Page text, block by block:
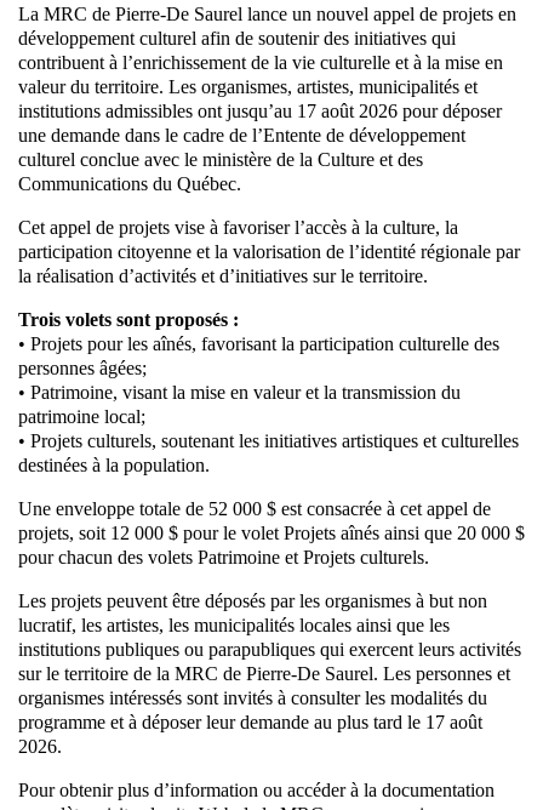
La MRC de Pierre-De Saurel lance un nouvel appel de projets en
développement culturel afin de soutenir des initiatives qui
contribuent à l’enrichissement de la vie culturelle et à la mise en
valeur du territoire. Les organismes, artistes, municipalités et
institutions admissibles ont jusqu’au 17 août 2026 pour déposer
une demande dans le cadre de l’Entente de développement
culturel conclue avec le ministère de la Culture et des
Communications du Québec.
Cet appel de projets vise à favoriser l’accès à la culture, la
participation citoyenne et la valorisation de l’identité régionale par
la réalisation d’activités et d’initiatives sur le territoire.
Trois volets sont proposés :
• Projets pour les aînés, favorisant la participation culturelle des
personnes âgées;
• Patrimoine, visant la mise en valeur et la transmission du
patrimoine local;
• Projets culturels, soutenant les initiatives artistiques et culturelles
destinées à la population.
Une enveloppe totale de 52 000 $ est consacrée à cet appel de
projets, soit 12 000 $ pour le volet Projets aînés ainsi que 20 000 $
pour chacun des volets Patrimoine et Projets culturels.
Les projets peuvent être déposés par les organismes à but non
lucratif, les artistes, les municipalités locales ainsi que les
institutions publiques ou parapubliques qui exercent leurs activités
sur le territoire de la MRC de Pierre-De Saurel. Les personnes et
organismes intéressés sont invités à consulter les modalités du
programme et à déposer leur demande au plus tard le 17 août
2026.
Pour obtenir plus d’information ou accéder à la documentation